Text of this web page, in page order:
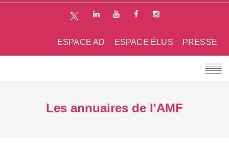
PRESSE
ESPACE ÉLUS
ESPACE AD
Les annuaires de l'AMF